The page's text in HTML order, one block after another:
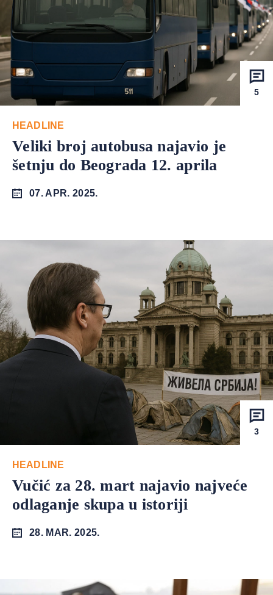
5
HEADLINE
Veliki broj autobusa najavio je
šetnju do Beograda 12. aprila
07. APR. 2025.
3
HEADLINE
Vučić za 28. mart najavio najveće
odlaganje skupa u istoriji
28. MAR. 2025.